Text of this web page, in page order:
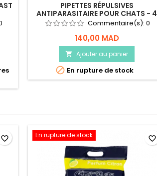
PIPETTES RÉPULSIVES
ANTIPARASITAIRE POUR CHATS - 4
PIPETTES - DIXIE
Commentaire(s): 0
140,00 MAD
 Ajouter au panier
 En rupture de stock
favorite_border En rupture de stock favorite_border